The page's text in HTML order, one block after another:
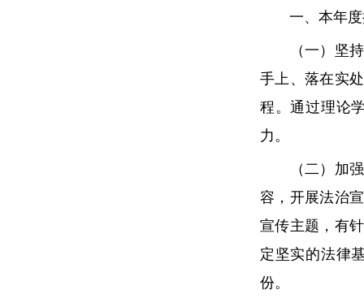
一、本年度
（一）坚持
手上、落在实
程。通过理论
力。
（二）加强
容，开展法治
宣传主题，有
定坚实的法律
份。